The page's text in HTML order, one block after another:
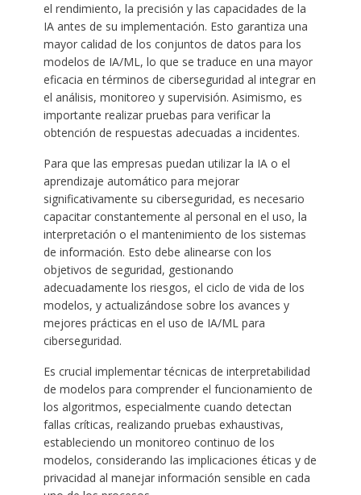
el rendimiento, la precisión y las capacidades de la
IA antes de su implementación. Esto garantiza una
mayor calidad de los conjuntos de datos para los
modelos de IA/ML, lo que se traduce en una mayor
eficacia en términos de ciberseguridad al integrar en
el análisis, monitoreo y supervisión. Asimismo, es
importante realizar pruebas para verificar la
obtención de respuestas adecuadas a incidentes.
Para que las empresas puedan utilizar la IA o el
aprendizaje automático para mejorar
significativamente su ciberseguridad, es necesario
capacitar constantemente al personal en el uso, la
interpretación o el mantenimiento de los sistemas
de información. Esto debe alinearse con los
objetivos de seguridad, gestionando
adecuadamente los riesgos, el ciclo de vida de los
modelos, y actualizándose sobre los avances y
mejores prácticas en el uso de IA/ML para
ciberseguridad.
Es crucial implementar técnicas de interpretabilidad
de modelos para comprender el funcionamiento de
los algoritmos, especialmente cuando detectan
fallas críticas, realizando pruebas exhaustivas,
estableciendo un monitoreo continuo de los
modelos, considerando las implicaciones éticas y de
privacidad al manejar información sensible en cada